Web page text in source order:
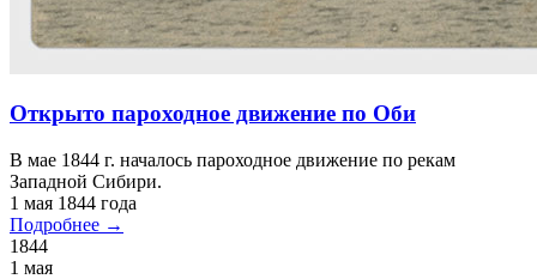
Открыто пароходное движение по Оби
В мае 1844 г. началось пароходное движение по рекам
Западной Сибири.
1 мая 1844 года
Подробнее →
1844
1 мая